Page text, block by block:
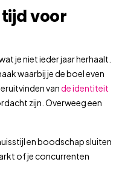
voor
je niet ieder jaar herhaalt.
waarbij je de boel even
vande identiteit
zijn. Overweeg een
en boodschap sluiten
of je concurrenten